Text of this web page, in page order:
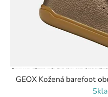
GEOX Kožená barefoot